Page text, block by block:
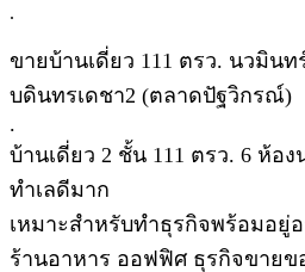
.
ขายบ้านเดี่ยว 111 ตรว. นวมินท
บดินทรเดชา2 (ตลาดปัฐวิกรณ์)
.
บ้านเดี่ยว 2 ชั้น 111 ตรว. 6 ห้อ
ทำเลดีมาก
เหมาะสำหรับทำธุรกิจพร้อมอยู่
ร้านอาหาร ออฟฟิศ ธุรกิจขายข